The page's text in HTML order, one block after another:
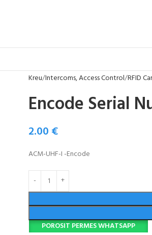
Kreu Intercoms, Access Control RFID
Encode Serial
2.00 €
ACM-UHF-I -Encode
POROSIT PERMES WHATSAPP